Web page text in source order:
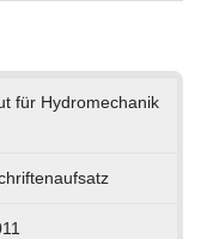
für Hydromechanik